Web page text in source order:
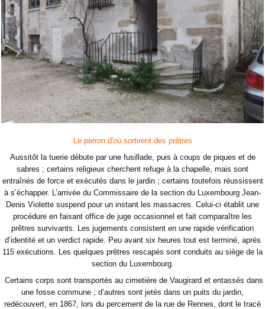
Le perron d'où sortirent des prêtres
Aussitôt la tuerie débute par une fusillade, puis à coups de piques et de
sabres ; certains religieux cherchent refuge à la chapelle, mais sont
entraînés de force et exécutés dans le jardin ; certains toutefois réussissent
à s’échapper. L’arrivée du Commissaire de la section du Luxembourg Jean-
Denis Violette suspend pour un instant les massacres. Celui-ci établit une
procédure en faisant office de juge occasionnel et fait comparaître les
prêtres survivants. Les jugements consistent en une rapide vérification
d’identité et un verdict rapide. Peu avant six heures tout est terminé, après
115 exécutions. Les quelques prêtres rescapés sont conduits au siège de la
section du Luxembourg.
Certains corps sont transportés au cimetière de Vaugirard et entassés dans
une fosse commune ; d’autres sont jetés dans un puits du jardin,
redécouvert, en 1867, lors du percement de la rue de Rennes, dont le tracé